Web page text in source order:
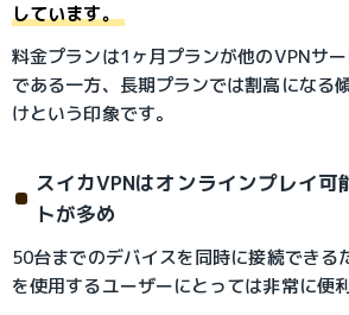
しています。
料金プランは1ヶ月プランが他のVPNサ
である一方、長期プランでは割高になる
けという印象です。
スイカVPNはオンラインプレイ可
トが多め
50台までのデバイスを同時に接続できる
を使用するユーザーにとっては非常に便利